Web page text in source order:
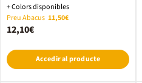
metal·litzat
+ Colors disponibles
Preu Abacus 11,50€
12,10€
Accedir al producte